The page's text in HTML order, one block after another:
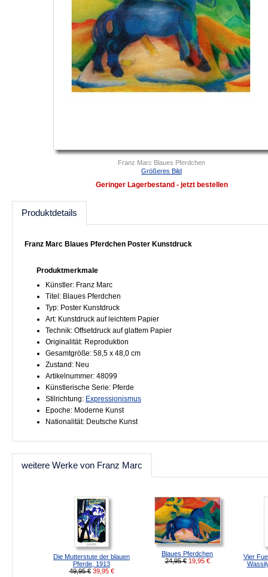
Franz Marc Blaues Pferdchen
Größeres Bild
Geringer Lagerbestand - jetzt bestellen
Produktdetails
Franz Marc Blaues Pferdchen Poster Kunstdruck
Produktmerkmale
Künstler: Franz Marc
Titel: Blaues Pferdchen
Typ: Poster Kunstdruck
Art: Kunstdruck auf leichtem Papier
Technik: Offsetdruck auf glattem Papier
Originalität: Reproduktion
Gesamtgröße: 58,5 x 48,0 cm
Zustand: Neu
Artikelnummer: 48099
Künstlerische Serie: Pferde
Stilrichtung: Expressionismus
Epoche: Moderne Kunst
Nationalität: Deutsche Kunst
weitere Werke von Franz Marc
Die Mutterstute der blauen
Pferde, 1913
49,95 € 39,95 €
Blaues Pferdchen
24,95 € 19,95 €
Vier